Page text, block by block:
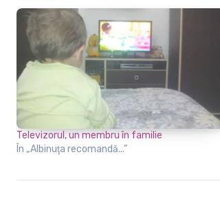
Televizorul, un membru în familie
În „Albinuţa recomandă...”